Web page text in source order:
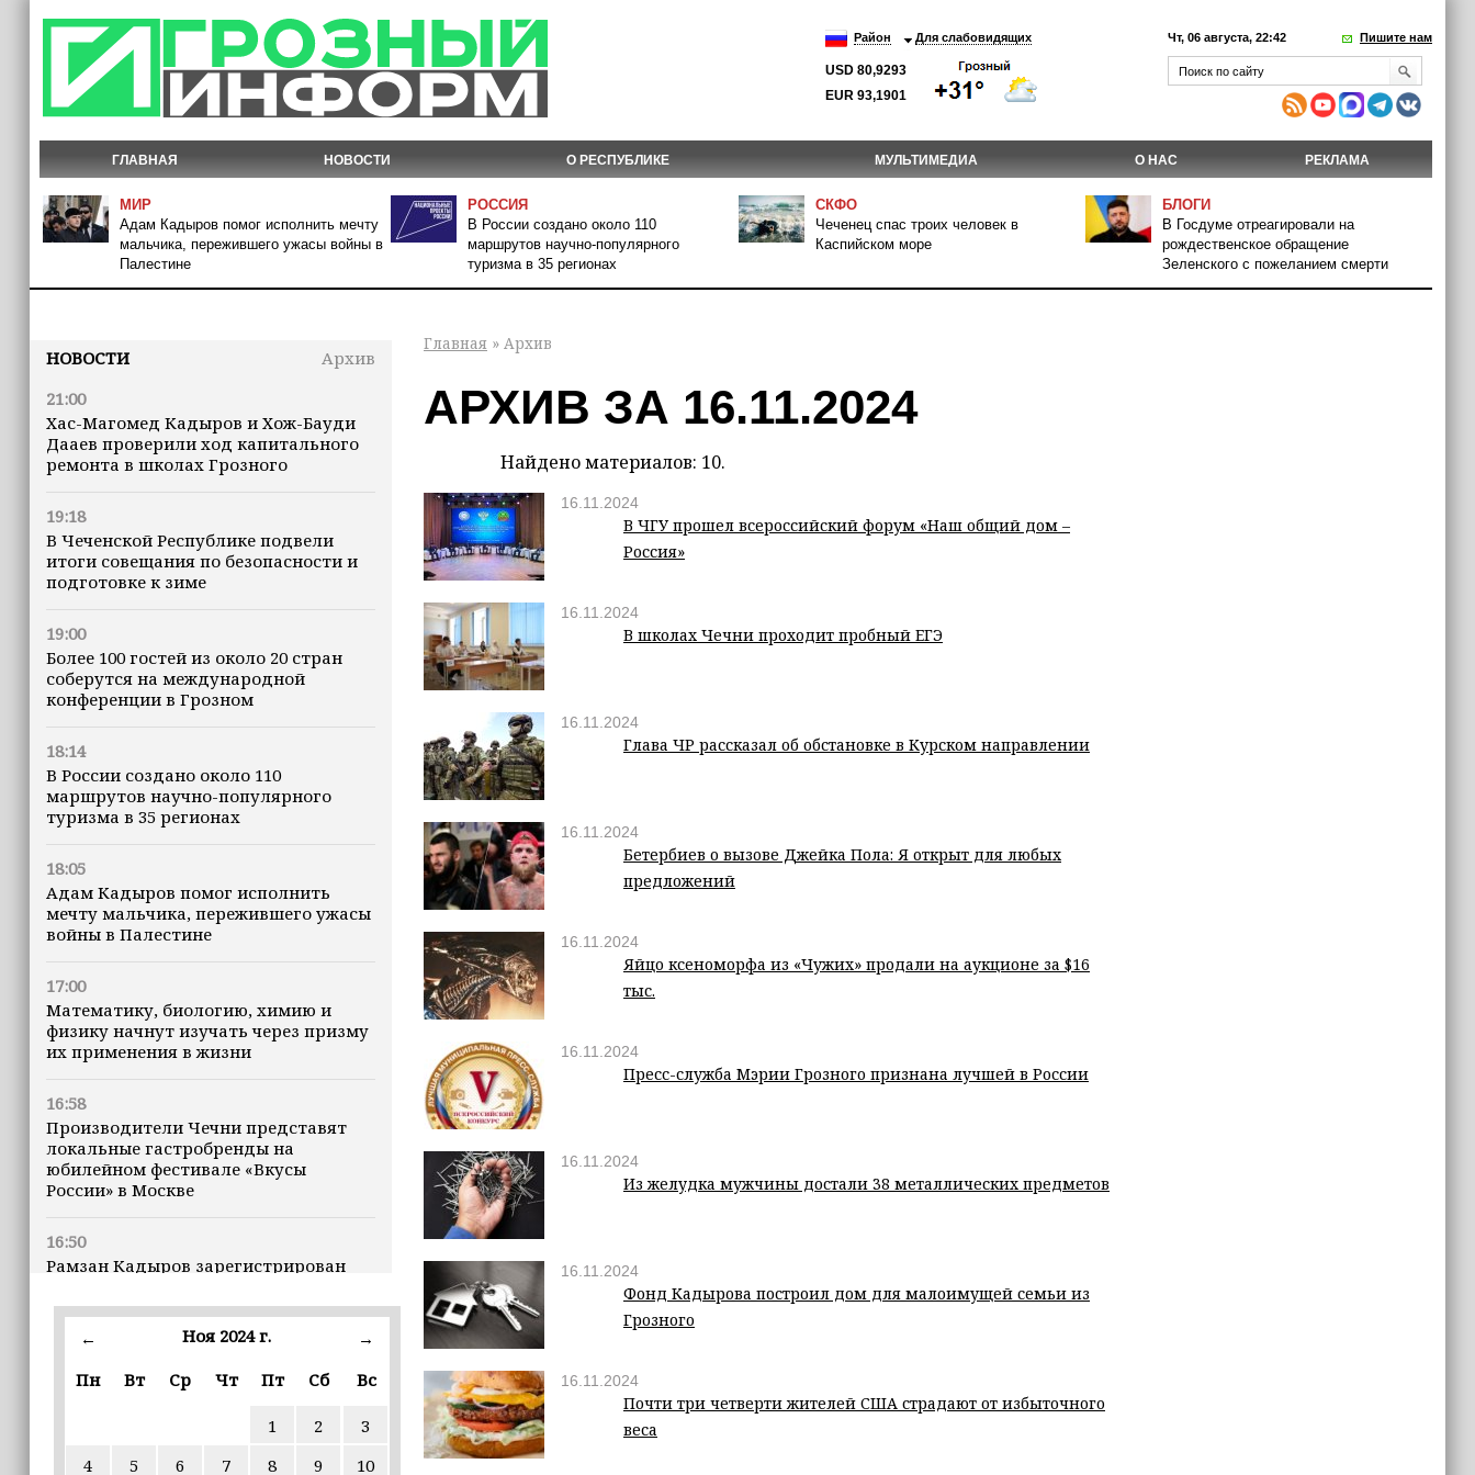
Район Для слабовидящих
USD 80,9293
EUR 93,1901
Чт, 06 августа, 22:42 Пишите нам
ГЛАВНАЯ НОВОСТИ О РЕСПУБЛИКЕ МУЛЬТИМЕДИА О НАС РЕКЛАМА
МИР
Адам Кадыров помог исполнить мечту
мальчика, пережившего ужасы войны в
Палестине
РОССИЯ
В России создано около 110
маршрутов научно-популярного
туризма в 35 регионах
СКФО
Чеченец спас троих человек в
Каспийском море
БЛОГИ
В Госдуме отреагировали на
рождественское обращение
Зеленского с пожеланием смерти
НОВОСТИ
Архив
21:00
Хас-Магомед Кадыров и Хож-Бауди
Дааев проверили ход капитального
ремонта в школах Грозного
19:18
В Чеченской Республике подвели
итоги совещания по безопасности и
подготовке к зиме
19:00
Более 100 гостей из около 20 стран
соберутся на международной
конференции в Грозном
18:14
В России создано около 110
маршрутов научно-популярного
туризма в 35 регионах
18:05
Адам Кадыров помог исполнить
мечту мальчика, пережившего ужасы
войны в Палестине
17:00
Математику, биологию, химию и
физику начнут изучать через призму
их применения в жизни
16:58
Производители Чечни представят
локальные гастробренды на
юбилейном фестивале «Вкусы
России» в Москве
16:50
Рамзан Кадыров зарегистрирован
16:47
землетрясения, рассказала
← Ноя 2024 г.
→
Пн
Вт Ср Чт Пт Сб Вс
1 2
3
4
5 6 7 8 9 10
Главная » Архив
АРХИВ ЗА 16.11.2024
Найдено материалов: 10.
16.11.2024
В ЧГУ прошел всероссийский форум «Наш общий дом –
Россия»
16.11.2024
В школах Чечни проходит пробный ЕГЭ
16.11.2024
Глава ЧР рассказал об обстановке в Курском направлении
16.11.2024
Бетербиев о вызове Джейка Пола: Я открыт для любых
предложений
16.11.2024
Яйцо ксеноморфа из «Чужих» продали на аукционе за $16
тыс.
16.11.2024
Пресс-служба Мэрии Грозного признана лучшей в России
16.11.2024
Из желудка мужчины достали 38 металлических предметов
16.11.2024
Фонд Кадырова построил дом для малоимущей семьи из
Грозного
16.11.2024
Почти три четверти жителей США страдают от избыточного
веса